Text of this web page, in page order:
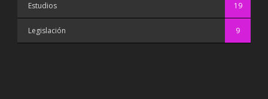
Estudios 19
Legislación 9